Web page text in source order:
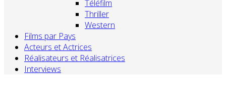
Téléfilm
Thriller
Western
Films par Pays
Acteurs et Actrices
Réalisateurs et Réalisatrices
Interviews